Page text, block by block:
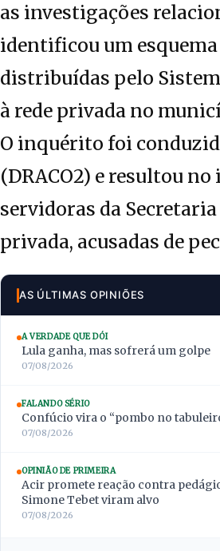
as investigações
identificou um esquema
distribuídas pelo
à rede privada no
O inquérito foi
(DRACO2) e resultou
servidoras da
privada, acusadas de
AS ÚLTIMAS OPINIÕES
A VERDADE QUE DÓI
Lula ganha, mas sofrerá um golpe
07/08/2026
FALANDO SÉRIO
Confúcio vira o “pombo no
07/08/2026
OPINIÃO DE PRIMEIRA
Acir promete reação contra
Simone Tebet viram alvo
07/08/2026